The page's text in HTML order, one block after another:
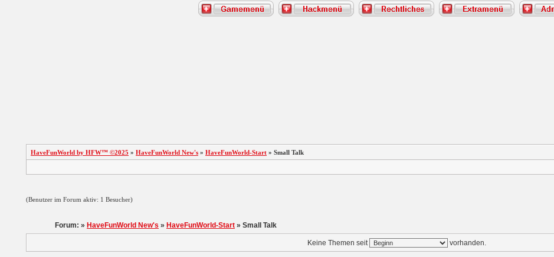
HaveFunWorld by HFW™ ©2025 » HaveFunWorld New's » HaveFunWorld-Start » Small Talk
(Benutzer im Forum aktiv: 1 Besucher)
Forum: » HaveFunWorld New's » HaveFunWorld-Start » Small Talk
Keine Themen seit vorhanden.